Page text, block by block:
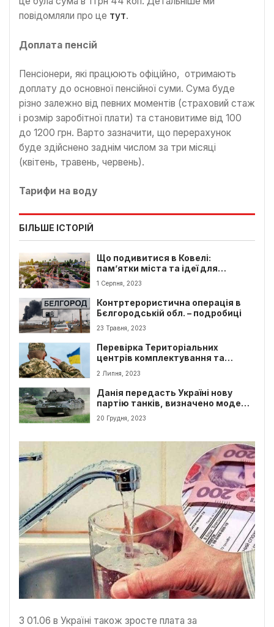
повідомляли про це тут.
Доплата пенсій
Пенсіонери, які працюють офіційно, отримають
доплату до основної пенсійної суми. Сума буде
різно залежно від певних моментів (страховий стаж
і розмір заробітної плати) та становитиме від 100
до 1200 грн. Варто зазначити, що перерахунок
буде здійснено заднім числом за три місяці
(квітень, травень, червень).
Тарифи на воду
БІЛЬШЕ ІСТОРІЙ
Що подивитися в Ковелі:
пам’ятки міста та ідеї для
туристів
1 Серпня, 2023
Контртерористична операція в
Бєлгородській обл. – подробиці
23 Травня, 2023
Перевірка Територіальних
центрів комплектування та
соціальної підтримки вже
розпочата
2 Липня, 2023
Данія передасть Україні нову
партію танків, визначено модель
і терміни
20 Грудня, 2023
З 01.06 в Україні також зросте плата за